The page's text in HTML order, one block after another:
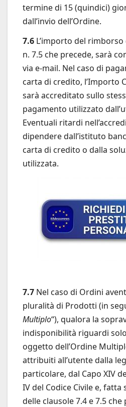
termine di 15 (quindici)
dall’invio dell’Ordine.
7.6 L’importo del
n. 7.5 che precede, sarà
via e-mail. Nel caso di
carta di credito, l’Importo
sarà accreditato sullo
pagamento utilizzato
Eventuali ritardi
dipendere dall’istituto
carta di credito o dalla
utilizzata.
7.7 Nel caso di Ordini
pluralità di Prodotti (in
Multiplo“), qualora la
indisponibilità riguardi
oggetto dell’Ordine
attribuiti all’utente dalla
particolare, dal Capo XIV
IV del Codice Civile e, fatta
delle clausole 7.4 e 7.5